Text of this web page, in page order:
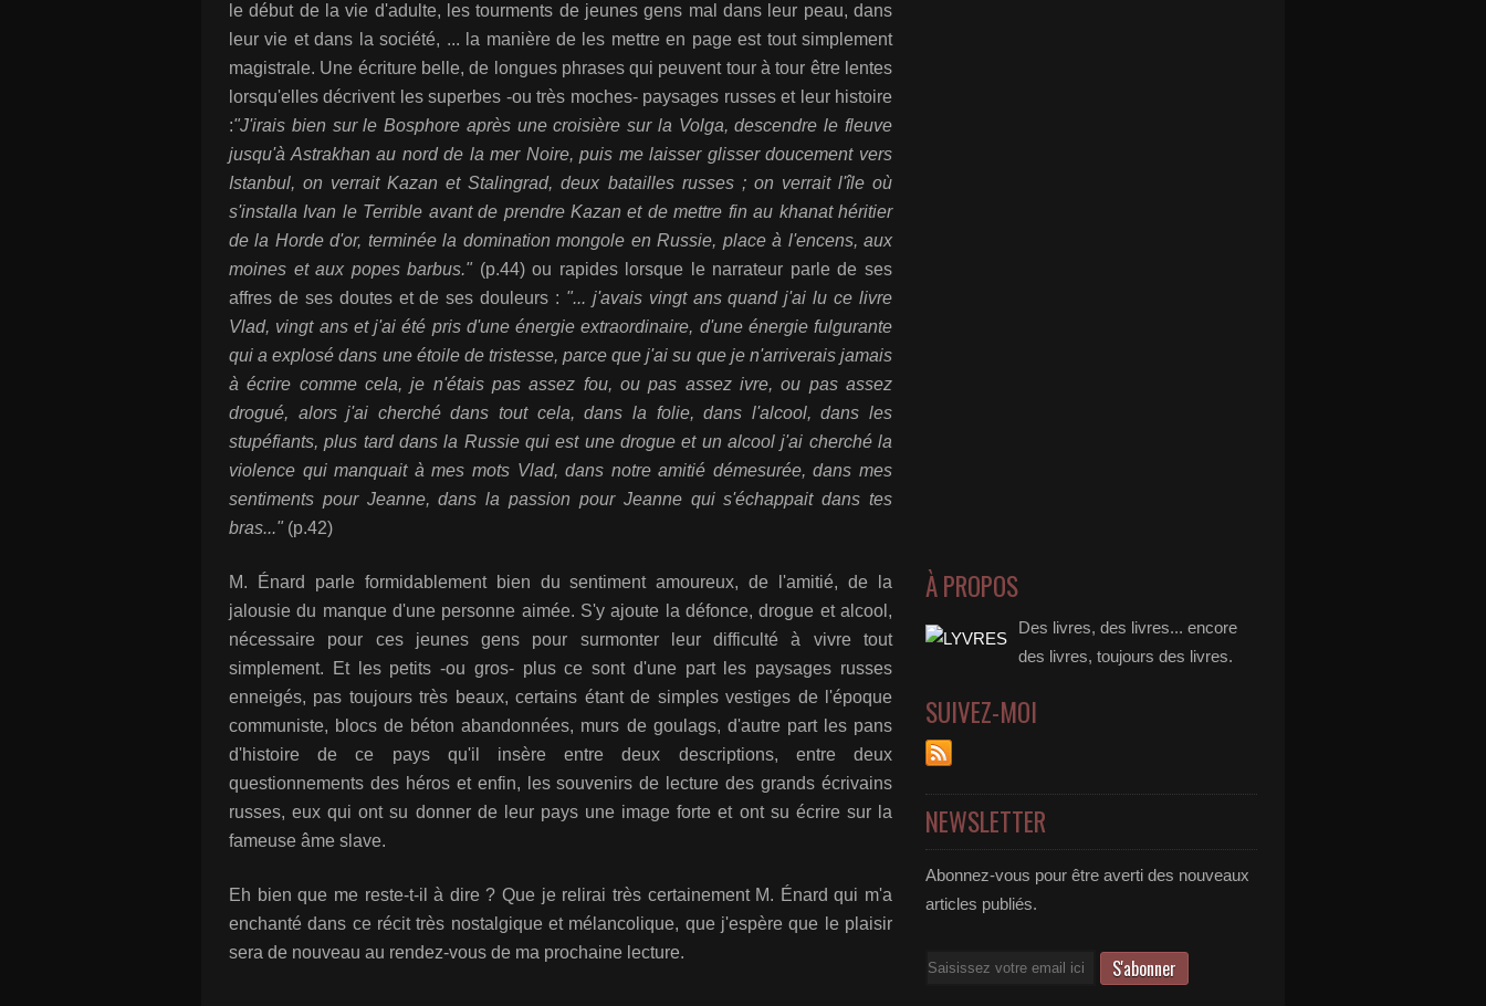
le début de la vie d'adulte, les tourments de jeunes gens mal dans leur peau, dans
leur vie et dans la société, ... la manière de les mettre en page est tout simplement
magistrale. Une écriture belle, de longues phrases qui peuvent tour à tour être lentes
lorsqu'elles décrivent les superbes -ou très moches- paysages russes et leur histoire
:"J'irais bien sur le Bosphore après une croisière sur la Volga, descendre le fleuve
jusqu'à Astrakhan au nord de la mer Noire, puis me laisser glisser doucement vers
Istanbul, on verrait Kazan et Stalingrad, deux batailles russes ; on verrait l'île où
s'installa Ivan le Terrible avant de prendre Kazan et de mettre fin au khanat héritier
de la Horde d'or, terminée la domination mongole en Russie, place à l'encens, aux
moines et aux popes barbus." (p.44) ou rapides lorsque le narrateur parle de ses
affres de ses doutes et de ses douleurs : "... j'avais vingt ans quand j'ai lu ce livre
Vlad, vingt ans et j'ai été pris d'une énergie extraordinaire, d'une énergie fulgurante
qui a explosé dans une étoile de tristesse, parce que j'ai su que je n'arriverais jamais
à écrire comme cela, je n'étais pas assez fou, ou pas assez ivre, ou pas assez
drogué, alors j'ai cherché dans tout cela, dans la folie, dans l'alcool, dans les
stupéfiants, plus tard dans la Russie qui est une drogue et un alcool j'ai cherché la
violence qui manquait à mes mots Vlad, dans notre amitié démesurée, dans mes
sentiments pour Jeanne, dans la passion pour Jeanne qui s'échappait dans tes
bras..." (p.42)
M. Énard parle formidablement bien du sentiment amoureux, de l'amitié, de la
jalousie du manque d'une personne aimée. S'y ajoute la défonce, drogue et alcool,
nécessaire pour ces jeunes gens pour surmonter leur difficulté à vivre tout
simplement. Et les petits -ou gros- plus ce sont d'une part les paysages russes
enneigés, pas toujours très beaux, certains étant de simples vestiges de l'époque
communiste, blocs de béton abandonnées, murs de goulags, d'autre part les pans
d'histoire de ce pays qu'il insère entre deux descriptions, entre deux
questionnements des héros et enfin, les souvenirs de lecture des grands écrivains
russes, eux qui ont su donner de leur pays une image forte et ont su écrire sur la
fameuse âme slave.
Eh bien que me reste-t-il à dire ? Que je relirai très certainement M. Énard qui m'a
enchanté dans ce récit très nostalgique et mélancolique, que j'espère que le plaisir
sera de nouveau au rendez-vous de ma prochaine lecture.
À PROPOS
Des livres, des livres... encore
des livres, toujours des livres.
SUIVEZ-MOI
NEWSLETTER
Abonnez-vous pour être averti des nouveaux
articles publiés.
Email